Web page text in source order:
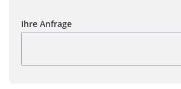
Ihre Anfrage